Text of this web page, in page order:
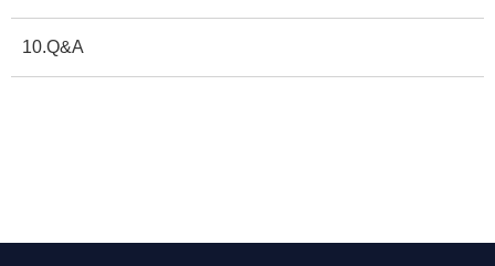
10.Q&A